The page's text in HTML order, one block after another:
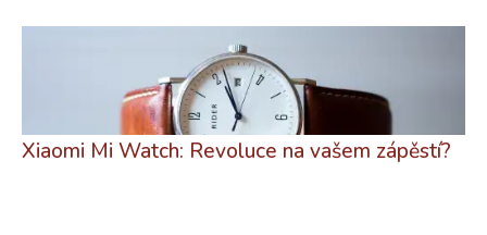
Xiaomi Mi Watch: Revoluce na vašem zápěstí?